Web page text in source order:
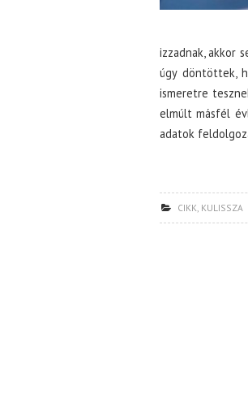
izzadnak, akkor
úgy döntöttek,
ismeretre
elmúlt másfél
adatok
CIKK, KULISSZA